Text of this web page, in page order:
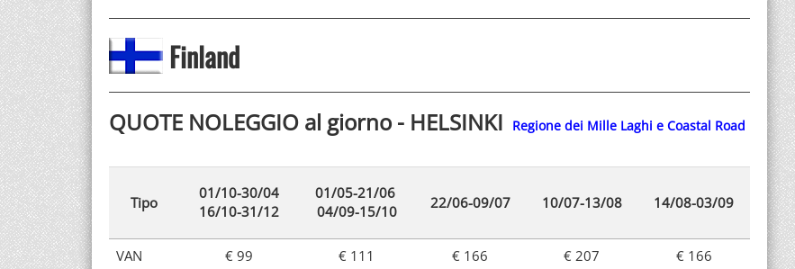
Finland
QUOTE NOLEGGIO al giorno - HELSINKI Regione dei Mille Laghi e Coastal Road
Tipo
01/10-30/04
16/10-31/12
01/05-21/06
04/09-15/10
22/06-09/07 10/07-13/08 14/08-03/09
VAN € 99 € 111 € 166 € 207
€ 166